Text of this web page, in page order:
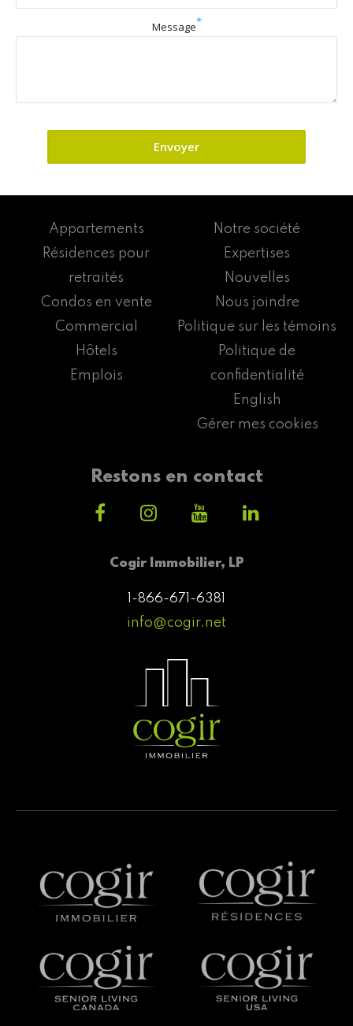
Message*
Cogir Immobilier, LP
1-866-671-6381
info@cogir.net
Appartements
Résidences pour
retraités
Condos en vente
Commercial
Hôtels
Emplois
Notre société
Expertises
Nouvelles
Nous joindre
Politique sur les témoins
Politique de
confidentialité
English
Gérer mes cookies
Restons en contact